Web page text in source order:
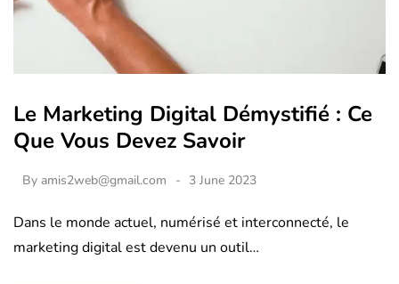
Le Marketing Digital Démystifié : Ce
Que Vous Devez Savoir
By amis2web@gmail.com 3 June 2023
Dans le monde actuel, numérisé et interconnecté, le
marketing digital est devenu un outil…